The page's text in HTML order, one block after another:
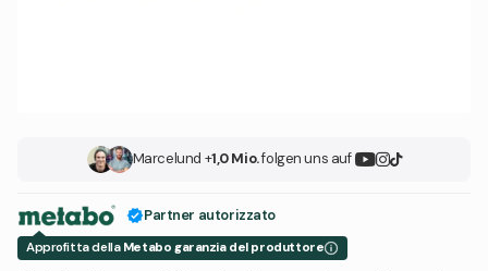
Marcelund +1,0 Mio.folgen uns auf
Partner autorizzato
Approfitta della Metabo garanzia del produttore